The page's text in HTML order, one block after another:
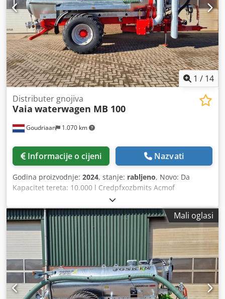
1 / 14
Goudriaan 1.070 km
Distributer gnojiva
Vaia waterwagen MB 100
Informacije o cijeni Nazvati
Godina proizvodnje: 2024, stanje: rabljeno, Novo: Da
Kapacitet tereta: 10.000 l Credpfxozbmits Acmof
Mali oglasi